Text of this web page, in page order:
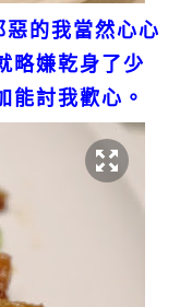
的我當然心心
略嫌乾身了少
能討我歡心。